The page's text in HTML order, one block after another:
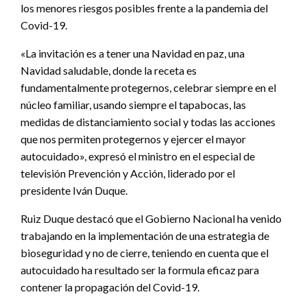
los menores riesgos posibles frente a la pandemia del
Covid-19.
«La invitación es a tener una Navidad en paz, una
Navidad saludable, donde la receta es
fundamentalmente protegernos, celebrar siempre en el
núcleo familiar, usando siempre el tapabocas, las
medidas de distanciamiento social y todas las acciones
que nos permiten protegernos y ejercer el mayor
autocuidado», expresó el ministro en el especial de
televisión Prevención y Acción, liderado por el
presidente Iván Duque.
Ruiz Duque destacó que el Gobierno Nacional ha venido
trabajando en la implementación de una estrategia de
bioseguridad y no de cierre, teniendo en cuenta que el
autocuidado ha resultado ser la formula eficaz para
contener la propagación del Covid-19.